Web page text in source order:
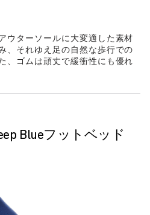
ウターソールに大変適した素材
、それゆえ足の自然な歩行での
、ゴムは頑丈で緩衝性にも優れ
Blueフットベッド